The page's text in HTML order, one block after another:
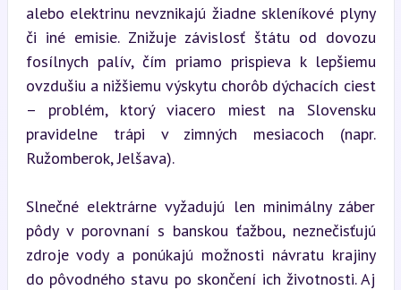
alebo elektrinu nevznikajú žiadne skleníkové plyny
či iné emisie. Znižuje závislosť štátu od dovozu
fosílnych palív, čím priamo prispieva k lepšiemu
ovzdušiu a nižšiemu výskytu chorôb dýchacích ciest
– problém, ktorý viacero miest na Slovensku
pravidelne trápi v zimných mesiacoch (napr.
Ružomberok, Jelšava).
Slnečné elektrárne vyžadujú len minimálny záber
pôdy v porovnaní s banskou ťažbou, neznečisťujú
zdroje vody a ponúkajú možnosti návratu krajiny
do pôvodného stavu po skončení ich životnosti. Aj